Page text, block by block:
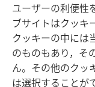
ユーザーの利便性
ブサイトはクッキ
クッキーの中には
のものもあり，そ
ん。その他のクッ
は選択することが
し
い
タ
ブ
で
開
ものみの塔 オン
（新
し
い
タ
ブ
JW Hub ®
（新
し
い
JW Library ®